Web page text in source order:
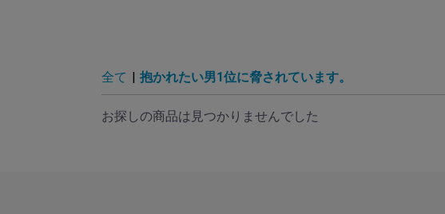
全て | 抱かれたい男1位に脅されています。
お探しの商品は見つかりませんでした